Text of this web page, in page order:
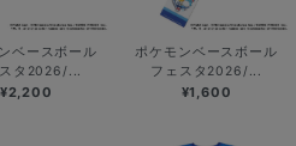
ベースボール
タ2026/...
¥2,200
ポケモンベースボール
フェスタ2026/...
¥1,600